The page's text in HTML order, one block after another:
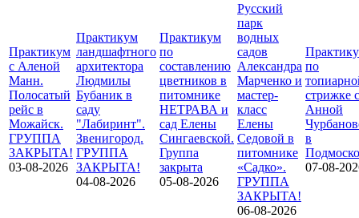
Практикум
с Аленой
Манн.
Полосатый
рейс в
Можайск.
ГРУППА
ЗАКРЫТА!
03-08-2026
Практикум
ландшафтного
архитектора
Людмилы
Бубаник в
саду
"Лабиринт".
Звенигород.
ГРУППА
ЗАКРЫТА!
04-08-2026
Практикум
по
составлению
цветников в
питомнике
НЕТРАВА и
сад Елены
Сингаевской.
Группа
закрыта
05-08-2026
Русский
парк
водных
садов
Александра
Марченко и
мастер-
класс
Елены
Седовой в
питомнике
«Садко».
ГРУППА
ЗАКРЫТА!
06-08-2026
по
стрижке с
Анной
в
07-08-